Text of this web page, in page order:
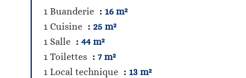
1 Buanderie
16 m²
1 Cuisine
25 m²
1 Salle
44 m²
1 Toilettes
7 m²
1 Local technique
13 m²